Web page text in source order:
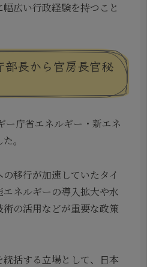
広い行政経験を持つこと
部長から官房長官秘
ー庁省エネルギー・新エネ
。
移行が加速していたタイ
ネルギーの導入拡大や水
の活用などが重要な政策
括する立場として、日本